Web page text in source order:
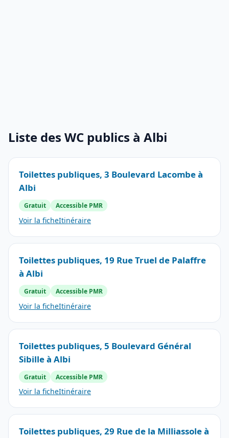
Liste des WC publics à Albi
Toilettes publiques, 3 Boulevard Lacombe à
Albi
Gratuit Accessible PMR
Voir la ficheItinéraire
Toilettes publiques, 19 Rue Truel de Palaffre
à Albi
Gratuit Accessible PMR
Voir la ficheItinéraire
Toilettes publiques, 5 Boulevard Général
Sibille à Albi
Gratuit Accessible PMR
Voir la ficheItinéraire
Toilettes publiques, 29 Rue de la Milliassole à